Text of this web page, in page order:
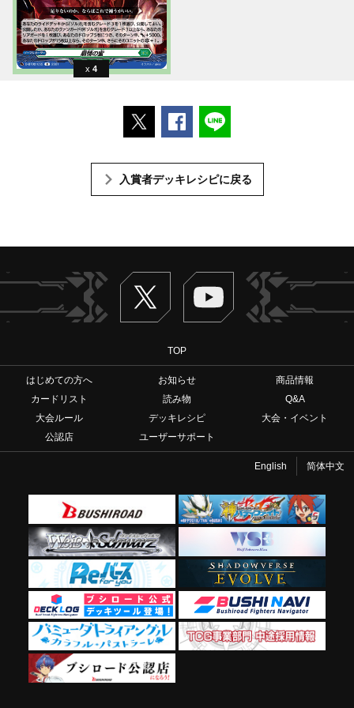
4
ポストするFacebookでシェアする
入賞者デッキレシピに戻る
Twitter ヴァンガードch
TOP
はじめての方へ お知らせ
商品情報
カードリスト
読み物
Q&A
大会ルール
デッキレシピ
大会・イベント
公認店
ユーザーサポート
English 简体中文